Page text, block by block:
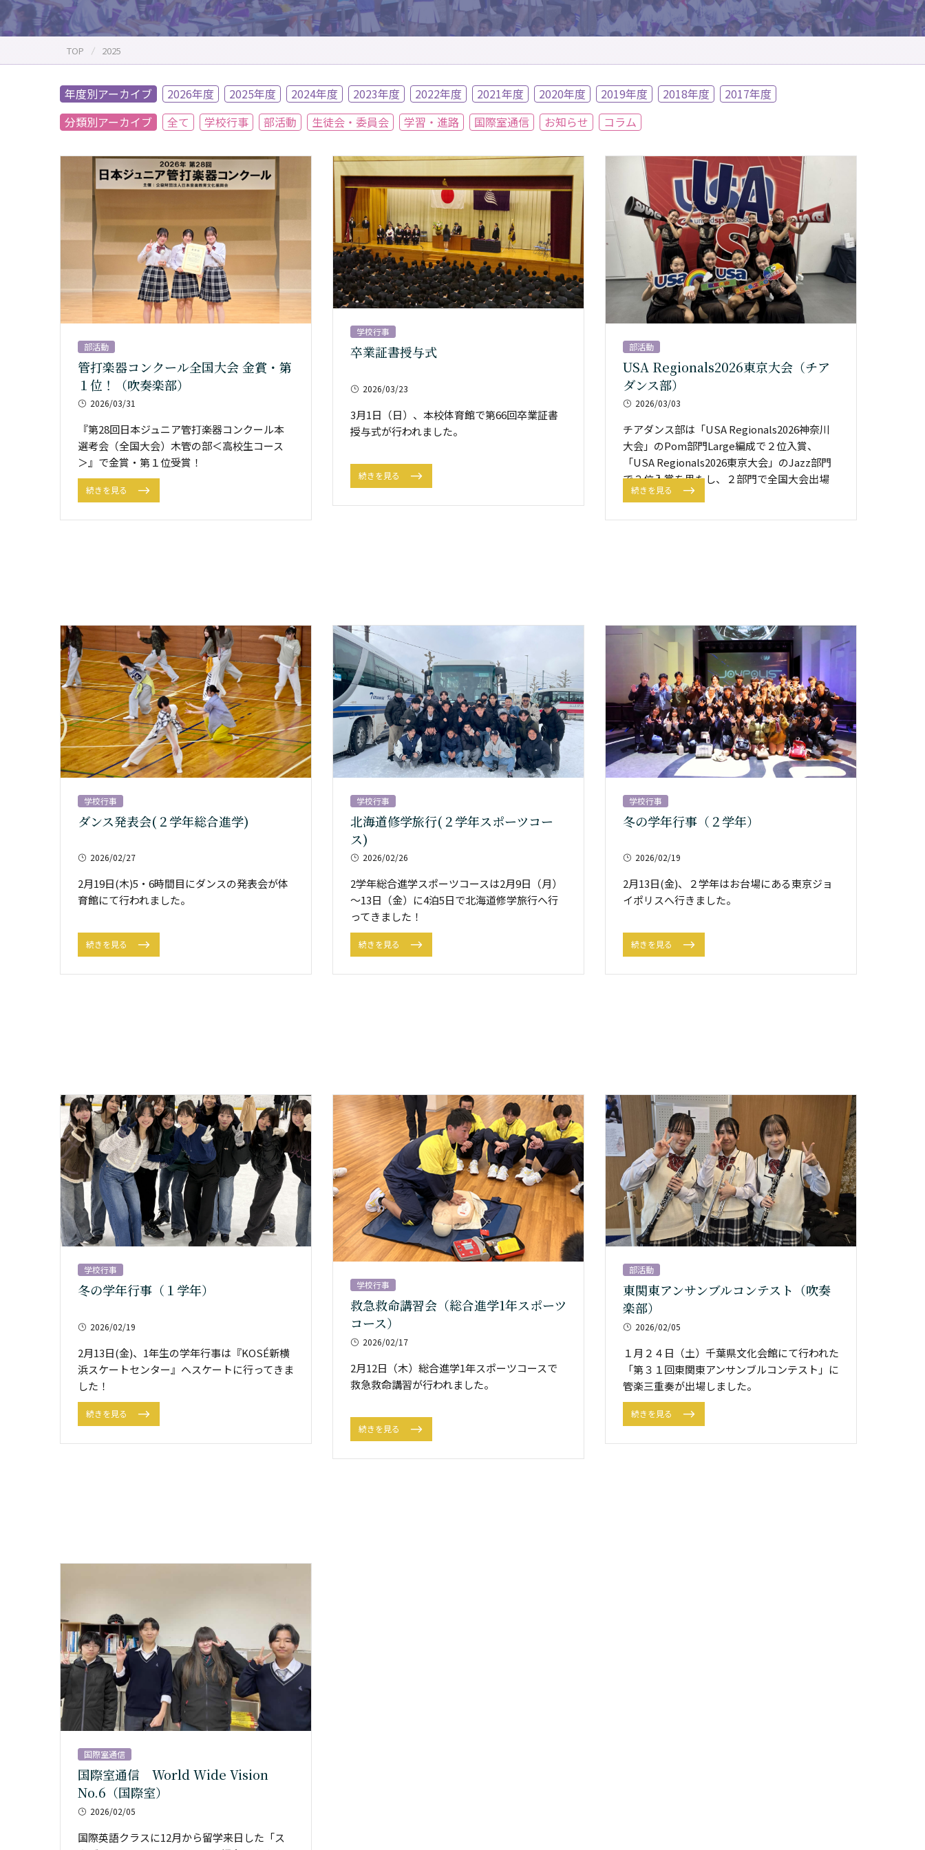
TOP 2025
年度別アーカイブ 2026年度 2025年度 2024年度 2023年度 2022年度 2021年度 2020年度 2019年度 2018年度
2017年度
分類別アーカイブ
全て 学校行事 部活動 生徒会・委員会 学習・進路 国際室通信 お知らせ コラム
部活動
管打楽器コンクール全国大会 金賞・第
１位！（吹奏楽部）
2026/03/31
『第28回日本ジュニア管打楽器コンクール本
選考会（全国大会）木管の部＜高校生コース
＞』で金賞・第１位受賞！
続きを見る
学校行事
卒業証書授与式
2026/03/23
3月1日（日）、本校体育館で第66回卒業証書
授与式が行われました。
続きを見る
部活動
USA Regionals2026東京大会（チア
ダンス部）
2026/03/03
チアダンス部は「USA Regionals2026神奈川
大会」のPom部門Large編成で２位入賞、
「USA Regionals2026東京大会」のJazz部門
で３位入賞を果たし、２部門で全国大会出場
を決めました。
続きを見る
学校行事
ダンス発表会(２学年総合進学)
2026/02/27
2月19日(木)5・6時間目にダンスの発表会が体
育館にて行われました。
続きを見る
学校行事
北海道修学旅行(２学年スポーツコー
ス)
2026/02/26
2学年総合進学スポーツコースは2月9日（月）
～13日（金）に4泊5日で北海道修学旅行へ行
ってきました！
続きを見る
学校行事
冬の学年行事（２学年）
2026/02/19
2月13日(金)、２学年はお台場にある東京ジョ
イポリスへ行きました。
続きを見る
学校行事
冬の学年行事（１学年）
2026/02/19
2月13日(金)、1年生の学年行事は『KOSÉ新横
浜スケートセンター』へスケートに行ってきま
した！
続きを見る
学校行事
救急救命講習会（総合進学1年スポーツ
コース）
2026/02/17
2月12日（木）総合進学1年スポーツコースで
救急救命講習が行われました。
続きを見る
部活動
東関東アンサンブルコンテスト（吹奏
楽部）
2026/02/05
１月２４日（土）千葉県文化会館にて行われた
「第３１回東関東アンサンブルコンテスト」に
管楽三重奏が出場しました。
続きを見る
国際室通信
国際室通信 World Wide Vision
No.6（国際室）
2026/02/05
国際英語クラスに12月から留学来日した「ス